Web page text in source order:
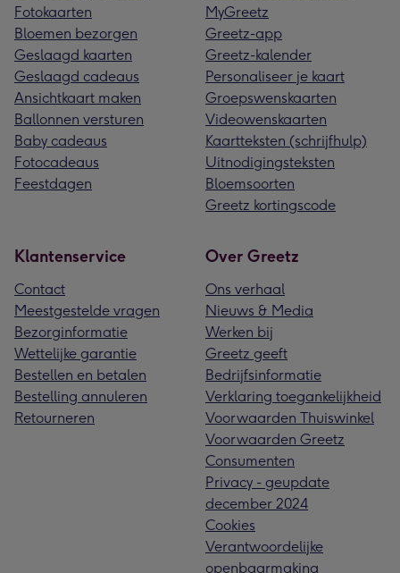
Fotokaarten
Bloemen bezorgen
Geslaagd kaarten
Geslaagd cadeaus
Ansichtkaart maken
Ballonnen versturen
Baby cadeaus
Fotocadeaus
Feestdagen
MyGreetz
Greetz-app
Greetz-kalender
Personaliseer je kaart
Groepswenskaarten
Videowenskaarten
Kaartteksten (schrijfhulp)
Uitnodigingsteksten
Bloemsoorten
Greetz kortingscode
Klantenservice
Contact
Meestgestelde vragen
Bezorginformatie
Wettelijke garantie
Bestellen en betalen
Bestelling annuleren
Retourneren
Over Greetz
Ons verhaal
Nieuws & Media
Werken bij
Greetz geeft
Bedrijfsinformatie
Verklaring toegankelijkheid
Voorwaarden Thuiswinkel
Voorwaarden Greetz
Consumenten
Privacy - geupdate
december 2024
Cookies
Verantwoordelijke
openbaarmaking